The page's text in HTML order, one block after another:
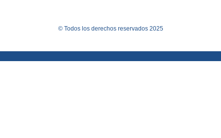
© Todos los derechos reservados 2025